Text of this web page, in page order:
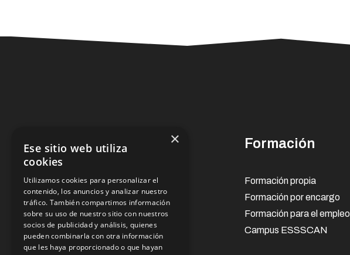
Conócenos
Presentación
Organización
Normativa
Plan estratégico
Formación
Formación propia
Formación por encargo
Formación para el empleo
Campus ESSSCAN
×
Ese sitio web utiliza
cookies
Utilizamos cookies para personalizar el
contenido, los anuncios y analizar nuestro
tráfico. También compartimos información
sobre su uso de nuestro sitio con nuestros
socios de publicidad y análisis, quienes
pueden combinarla con otra información
que les haya proporcionado o que hayan